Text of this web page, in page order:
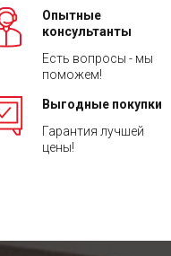
Опытные
консультанты
Есть вопросы - мы
поможем!
Выгодные покупки
Гарантия лучшей
цены!